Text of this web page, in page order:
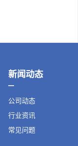
新闻动态
公司动态
行业资讯
常见问题